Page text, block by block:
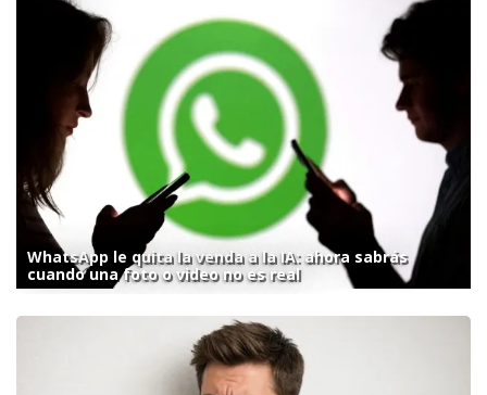
WhatsApp le quita la venda a la IA: ahora sabrás
cuando una foto o video no es real